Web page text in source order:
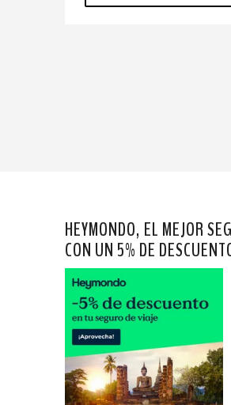
HEYMONDO, EL MEJOR
CON UN 5% DE